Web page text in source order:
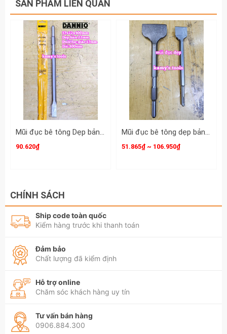
SẢN PHẨM LIÊN QUAN
Mũi đục bê tông Dẹp bản 22mm đuôi lục giác 17mm dài 400mm 17x22x400mm Dannio DNO-61740B
90.620₫
Mũi đục bê tông dẹp bản 40mm 80mm đuôi gài đuôi lục giác dài 250mm 285mm Dannio
51.865₫ ~ 106.950₫
CHÍNH SÁCH
Ship code toàn quốc
Kiểm hàng trước khi thanh toán
Đảm bảo
Chất lượng đã kiểm định
Hỗ trợ online
Chăm sóc khách hàng uy tín
Tư vấn bán hàng
0906.884.300